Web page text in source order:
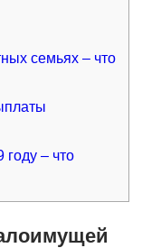
семьях – что
году – что